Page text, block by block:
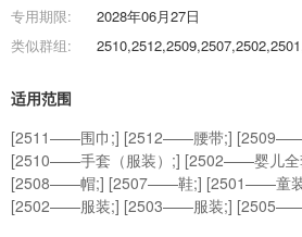
专用期限:
2028年06月27日
类似群组:
适用范围
[2511——围巾;] [2512——腰带;]
[2510——手套（服装）;] [2502——婴儿
[2508——帽;] [2507——鞋;] [2501——童
[2502——服装;] [2503——服装;]